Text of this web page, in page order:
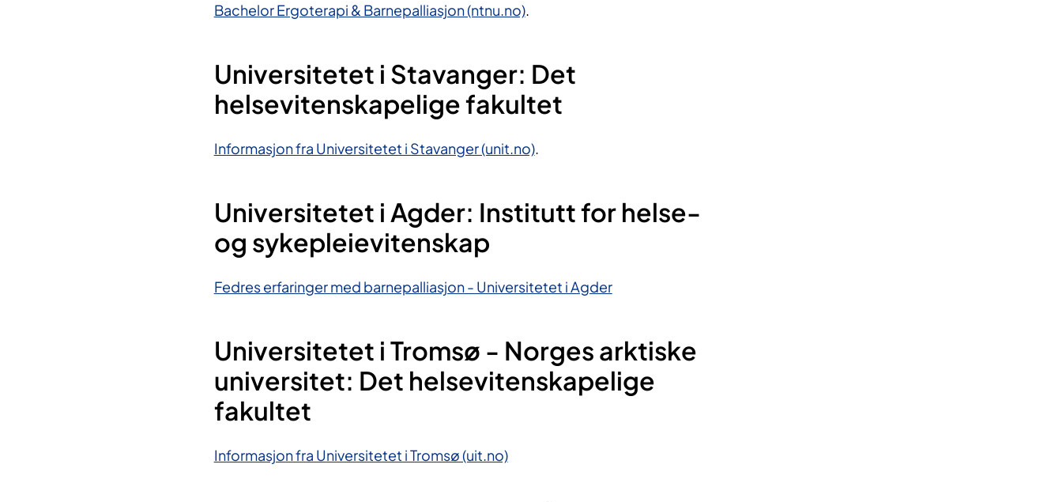
Bachelor Ergoterapi & Barnepalliasjon (ntnu.no).
Universitetet i Stavanger: Det
helsevitenskapelige fakultet
Informasjon fra Universitetet i Stavanger (unit.no).
Universitetet i Agder: Institutt for helse-
og sykepleievitenskap
Fedres erfaringer med barnepalliasjon - Universitetet i Agder
Universitetet i Tromsø - Norges arktiske
universitet: Det helsevitenskapelige
fakultet
Informasjon fra Universitetet i Tromsø (uit.no)